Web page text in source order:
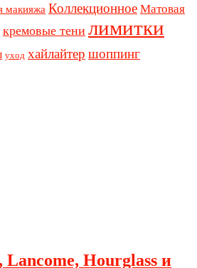
макияжа Коллекционное Матовая
кремовые тени лимитки
уход хайлайтер шоппинг
Lancome, Hourglass и